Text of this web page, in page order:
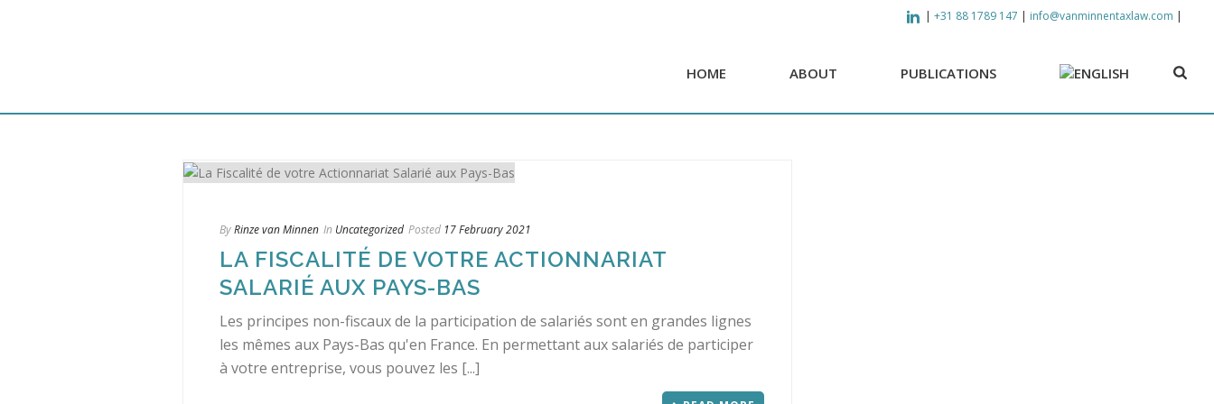
| +31 88 1789 147 | info@vanminnentaxlaw.com |
HOME ABOUT PUBLICATIONS
ByRinze van Minnen In Uncategorized Posted 17 February 2021
LA FISCALITÉ DE VOTRE ACTIONNARIAT
SALARIÉ AUX PAYS-BAS
Les principes non-fiscaux de la participation de salariés sont en grandes lignes
les mêmes aux Pays-Bas qu'en France. En permettant aux salariés de participer
à votre entreprise, vous pouvez les [...]